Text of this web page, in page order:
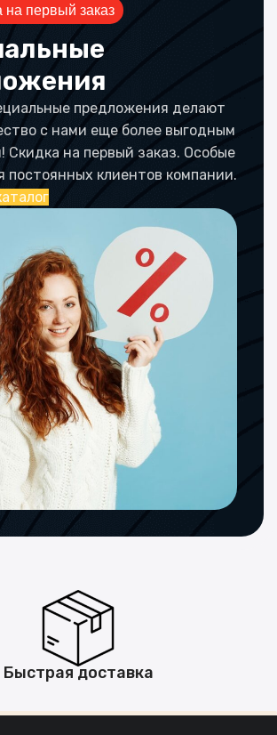
на первый заказ
предложения делают
с нами еще более выгодным
Скидка на первый заказ. Особые
постоянных клиентов компании.
Быстрая доставка